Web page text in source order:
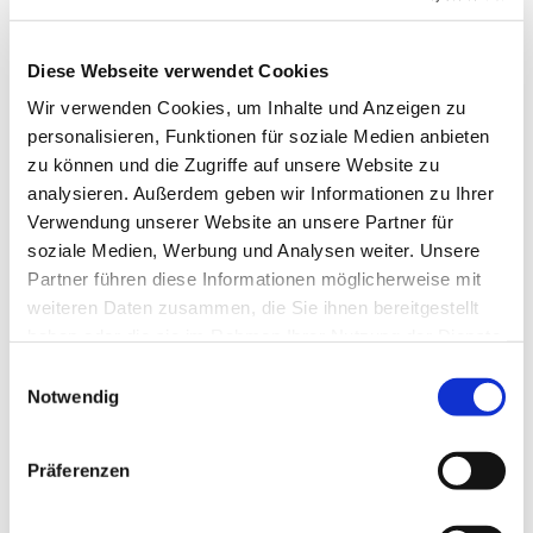
Diese Webseite verwendet Cookies
Wir verwenden Cookies, um Inhalte und Anzeigen zu
personalisieren, Funktionen für soziale Medien anbieten
zu können und die Zugriffe auf unsere Website zu
analysieren. Außerdem geben wir Informationen zu Ihrer
Verwendung unserer Website an unsere Partner für
soziale Medien, Werbung und Analysen weiter. Unsere
Partner führen diese Informationen möglicherweise mit
weiteren Daten zusammen, die Sie ihnen bereitgestellt
Notwendig
Präferenzen
Daniela Kirschkowski
Corinna Schilde Pfarrerin im
Personalplanungsraum
Daniel Schwarzmann
Barbara Seydich
Roland Wanke
Gemeindebüro für die esm
Römerstraße 57
Tel.02365 - 96 03 0